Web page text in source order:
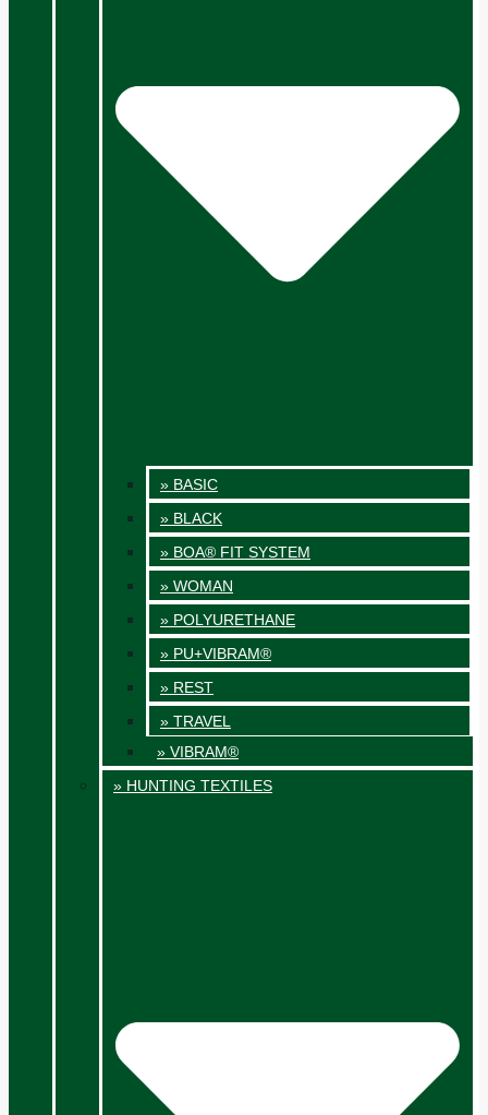
» BASIC
» BLACK
» BOA® FIT SYSTEM
» WOMAN
» POLYURETHANE
» PU+VIBRAM®
» REST
» TRAVEL
» VIBRAM®
» HUNTING TEXTILES